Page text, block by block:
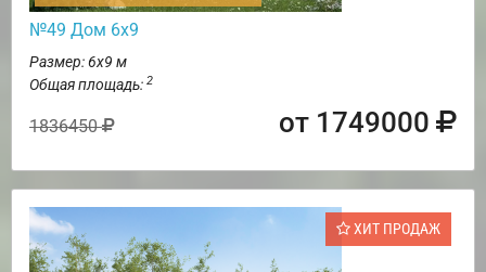
№49 Дом 6х9
Размер: 6х9 м
Общая площадь: 2
1836450 от 1749000
ХИТ ПРОДАЖ